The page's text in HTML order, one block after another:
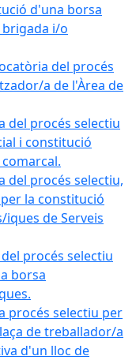
d'una borsa
i/o
del procés
a de l'Àrea de
del procés selectiu
i constitució
del procés selectiu,
la constitució
de Serveis
procés selectiu
borsa
procés selectiu per
de treballador/a
d'un lloc de